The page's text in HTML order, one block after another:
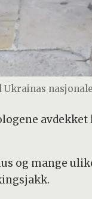
og mange